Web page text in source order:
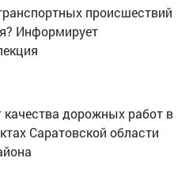
происшествий
Информирует
дорожных работ в
Саратовской области